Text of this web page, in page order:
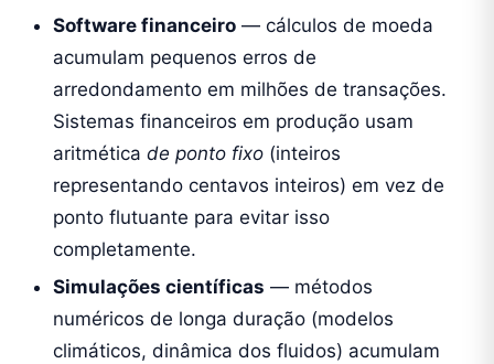
Software financeiro — cálculos de moeda
acumulam pequenos erros de
arredondamento em milhões de transações.
Sistemas financeiros em produção usam
aritmética de ponto fixo (inteiros
representando centavos inteiros) em vez de
ponto flutuante para evitar isso
completamente.
Simulações científicas — métodos
numéricos de longa duração (modelos
climáticos, dinâmica dos fluidos) acumulam